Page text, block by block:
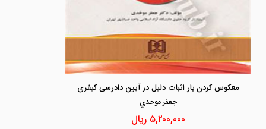
معکوس کردن بار اثبات دلیل در آیین دادرسی کیفری
جعفر موحدي
۵,۲۰۰,۰۰۰ ریال